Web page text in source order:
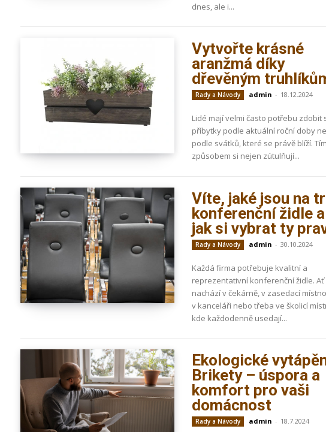
dnes, ale i...
Vytvořte krásné
aranžmá díky
dřevěným
Rady a Návody admin - 18.12.2024
Lidé mají velmi často potřebu zdobit
příbytky podle aktuální roční doby
podle svátků, které se právě blíží.
způsobem si nejen zútulňují...
Víte, jaké jsou na
konferenční židle a
jak si vybrat ty
Rady a Návody admin - 30.10.2024
Každá firma potřebuje kvalitní a
reprezentativní konferenční židle. Ať
nachází v čekárně, v zasedací
v kanceláři nebo třeba ve školicí
kde každodenně usedají...
Ekologické
Brikety – úspora a
komfort pro vaši
domácnost
Rady a Návody admin - 18.7.2024